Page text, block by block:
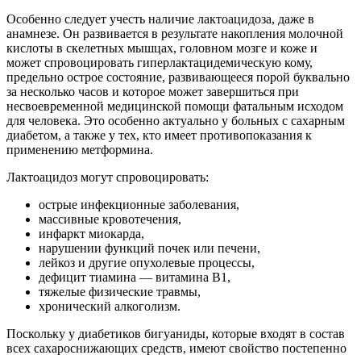
Особенно следует учесть наличие лактоацидоза, даже в
анамнезе. Он развивается в результате накопления молочной
кислоты в скелетных мышцах, головном мозге и коже и
может спровоцировать гиперлактацидемическую кому,
предельно острое состояние, развивающееся порой буквально
за несколько часов и которое может завершиться при
несвоевременной медицинской помощи фатальным исходом
для человека. Это особенно актуально у больных с сахарным
диабетом, а также у тех, кто имеет противопоказания к
применению метформина.
Лактоацидоз могут спровоцировать:
острые инфекционные заболевания,
массивные кровотечения,
инфаркт миокарда,
нарушении функций почек или печени,
лейкоз и другие опухолевые процессы,
дефицит тиамина — витамина В1,
тяжелые физические травмы,
хронический алкоголизм.
Поскольку у диабетиков бигуаниды, которые входят в состав
всех сахароснижающих средств, имеют свойство постепенно